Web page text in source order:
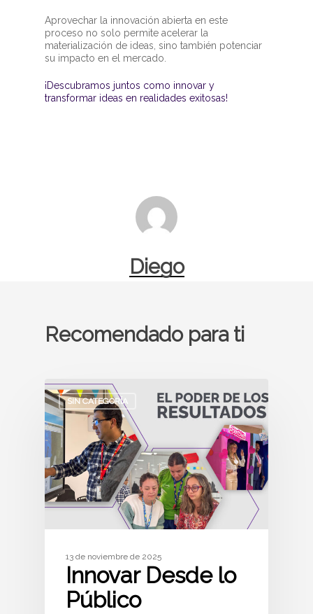
Aprovechar la innovación abierta en este
proceso no solo permite acelerar la
materialización de ideas, sino también potenciar
su impacto en el mercado.
¡Descubramos juntos como innovar y
transformar ideas en realidades exitosas!
Diego
Recomendado para ti
SIN CATEGORÍA
13 de noviembre de 2025
Innovar Desde lo
Público